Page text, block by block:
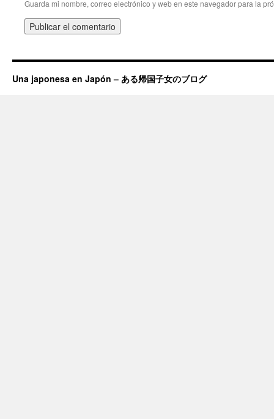
Guarda mi nombre, correo electrónico y web en este navegador para la
Una japonesa en Japón – ある帰国子女のブログ